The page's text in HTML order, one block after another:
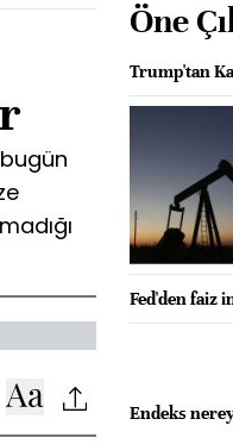
Öne
Trump'tan
Fed'den faiz
Endeks